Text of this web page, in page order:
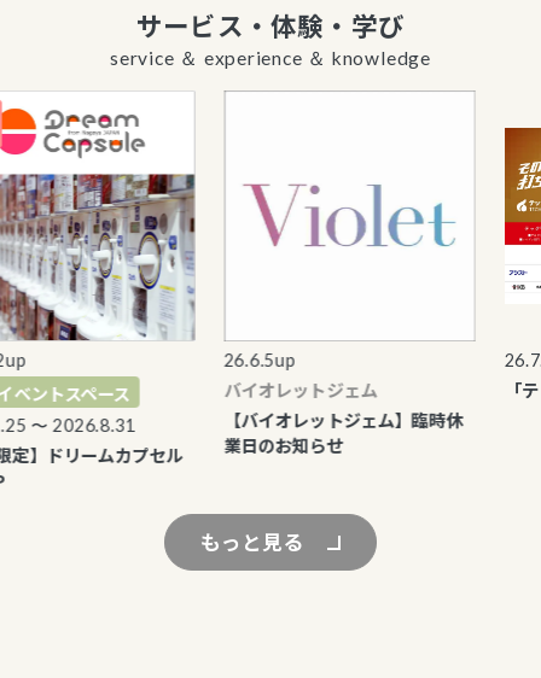
サービス・体験・学び
service ＆ experience ＆ knowledge
トスペース
2026.8.31
ドリームカプセル
26.6.5up
バイオレットジェム
【バイオレットジェム】臨時休
業日のお知らせ
26.7.9up
「テッ
もっと見る